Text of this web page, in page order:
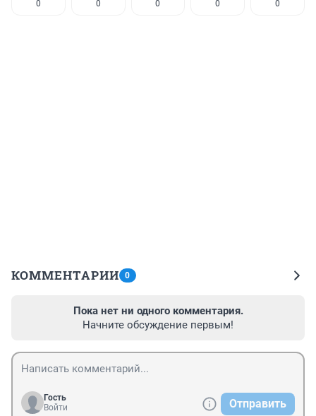
0 0 0 0 0
КОММЕНТАРИИ 0
Пока нет ни одного комментария.
Начните обсуждение первым!
Гость
Войти
Отправить